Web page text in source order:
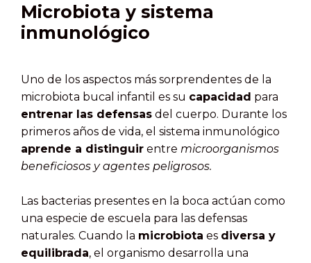
Microbiota y sistema
inmunológico
Uno de los aspectos más sorprendentes de la
microbiota bucal infantil es su capacidad para
entrenar las defensas del cuerpo. Durante los
primeros años de vida, el sistema inmunológico
aprende a distinguir entre microorganismos
beneficiosos y agentes peligrosos.
Las bacterias presentes en la boca actúan como
una especie de escuela para las defensas
naturales. Cuando la microbiota es diversa y
equilibrada, el organismo desarrolla una